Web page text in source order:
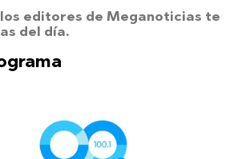
los editores de Meganoticias te
del día.